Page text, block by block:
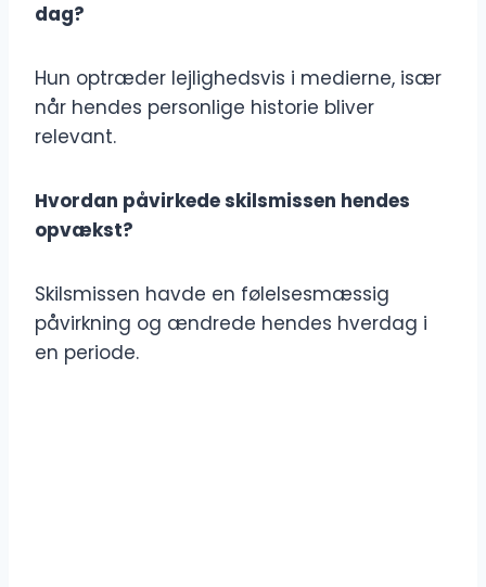
dag?
Hun optræder lejlighedsvis i medierne, især
når hendes personlige historie bliver
relevant.
Hvordan påvirkede skilsmissen hendes
opvækst?
Skilsmissen havde en følelsesmæssig
påvirkning og ændrede hendes hverdag i
en periode.